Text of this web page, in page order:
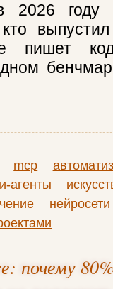
году
пишет
mcp
агенты
нейросети
почему